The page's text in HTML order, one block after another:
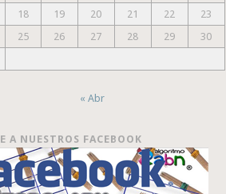
18 19 20 21 22
23
25 26 27 28 29
30
« Abr
A NUESTROS FACEBOOK